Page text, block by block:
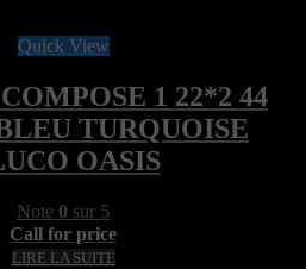
Quick View
1 22*2 44
TURQUOISE
OASIS
Note 0 sur 5
Call for price
LIRE LA SUITE